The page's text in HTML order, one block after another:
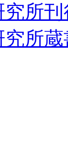
究所
所